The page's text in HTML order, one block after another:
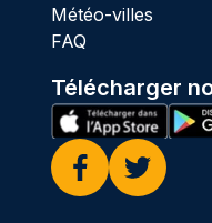
Météo-villes
FAQ
Télécharger
Facebook
Twitter